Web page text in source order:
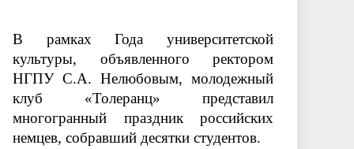
В рамках Года университетской
культуры, объявленного ректором
НГПУ С.А. Нелюбовым, молодежный
клуб «Толеранц» представил
многогранный праздник российских
немцев, собравший десятки студентов.